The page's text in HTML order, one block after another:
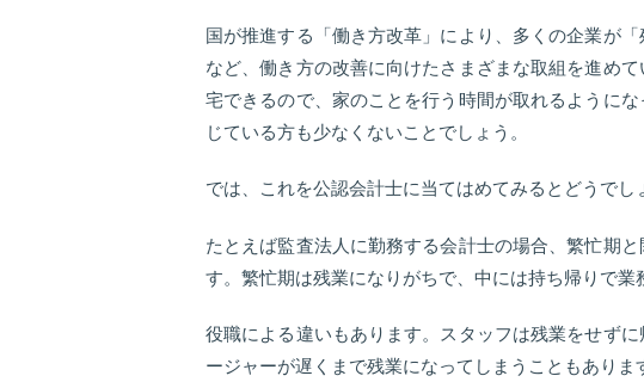
国が推進する「働き方改革」により、多くの企業が
など、働き方の改善に向けたさまざまな取組を進め
宅できるので、家のことを行う時間が取れるように
じている方も少なくないことでしょう。
では、これを公認会計士に当てはめてみるとどうでし
たとえば監査法人に勤務する会計士の場合、繁忙期
す。繁忙期は残業になりがちで、中には持ち帰りで業
役職による違いもあります。スタッフは残業をせず
ージャーが遅くまで残業になってしまうこともありま